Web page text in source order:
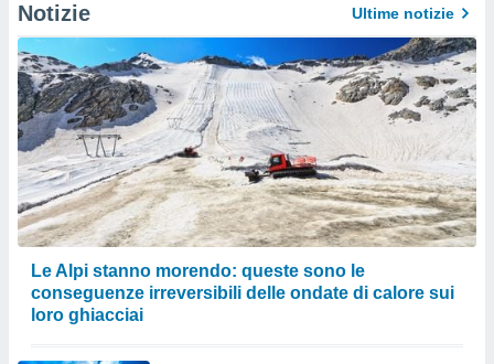
Notizie Ultime notizie
Le Alpi stanno morendo: queste sono le
conseguenze irreversibili delle ondate di calore sui
loro ghiacciai